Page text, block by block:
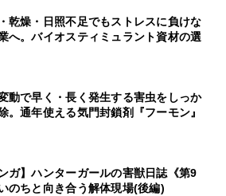
乾燥・日照不足でもストレスに負けな
へ。バイオスティミュラント資材の選
動で早く・長く発生する害虫をしっか
。通年使える気門封鎖剤『フーモン』
ンガ】ハンターガールの害獣日誌《第9
のちと向き合う解体現場(後編)